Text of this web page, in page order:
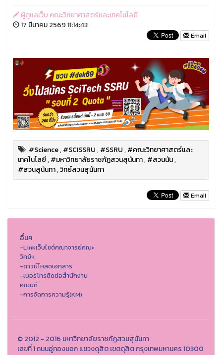
ผู้ดูแลเว็บ คณะวิทยาศาสตร์และเทคโนโลยี
17 มีนาคม 2569 11:14:43
Email
#Science,#SCISSRU,#SSRU,#คณะวิทยาศาสตร์และ
เทคโนโลยี,#มหาวิทยาลัยราชภัฏสวนสุนันทา,#สวนนัน,
#สวนสุนันทา,วิทย์สวนสุนันทา
Email
อื่นๆ
-Linkเว็บไซต์คณาจารย์คณะ
วิทย์ฯ
-ดาวน์โหลดเอกสาร
-เบอร์โทรติดต่อสำนักงาน
คณบดี
-การจัดการความรู้(KM)
© 2012 - 2016 มหาวิทยาลัยราชภัฏสวนสุนันทา
เลขที่ 1 ถนนอู่ทองนอก แขวงดุสิต เขตดุสิต กรุงเทพมหานคร 10300